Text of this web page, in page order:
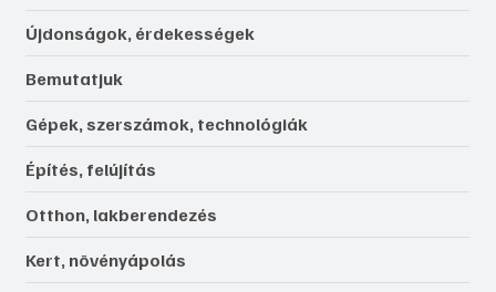
Újdonságok, érdekességek
Bemutatjuk
Gépek, szerszámok, technológiák
Építés, felújítás
Otthon, lakberendezés
Kert, növényápolás